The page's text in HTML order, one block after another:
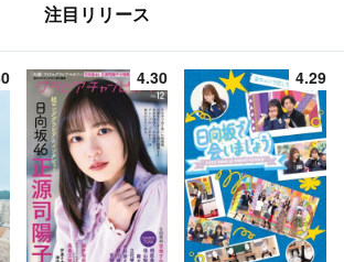
注目リリース
4.30 4.29